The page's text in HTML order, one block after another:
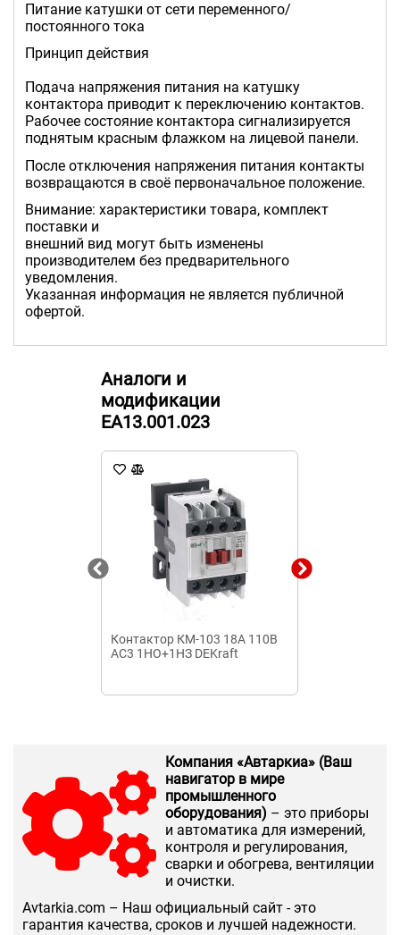
Питание катушки от сети переменного/
постоянного тока
Принцип действия
Подача напряжения питания на катушку
контактора приводит к переключению контактов.
Рабочее состояние контактора сигнализируется
поднятым красным флажком на лицевой панели.
После отключения напряжения питания контакты
возвращаются в своё первоначальное положение.
Внимание: характеристики товара, комплект
поставки и
внешний вид могут быть изменены
производителем без предварительного
уведомления.
Указанная информация не является публичной
офертой.
Аналоги и
модификации
EA13.001.023
Контактор КМ-103 18А 110В
АС3 1НО+1НЗ DEKraft
Компания «Автаркиа» (Ваш
навигатор в мире
промышленного
оборудования) – это приборы
и автоматика для измерений,
контроля и регулирования,
сварки и обогрева, вентиляции
и очистки.
Аvtarkia.com – Наш официальный сайт - это
гарантия качества, сроков и лучшей надежности.